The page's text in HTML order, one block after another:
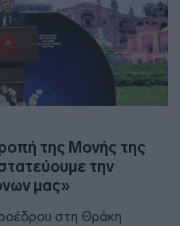
της Μονής της
την
μας»
στη Θράκη